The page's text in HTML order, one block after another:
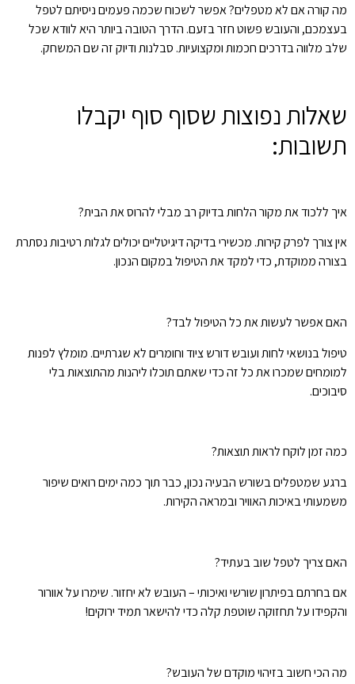
מה קורה אם לא מטפלים? אפשר לשכוח שכמה פעמים ניסיתם לטפל
בעצמכם, והעובש פשוט חזר בזעם. הדרך הטובה ביותר היא לוודא שכל
שלב מלווה בדרכים חכמות ומקצועיות. סבלנות ודיוק זה שם המשחק.
שאלות נפוצות שסוף סוף יקבלו
תשובות:
איך ללכוד את מקור הלחות בדיוק רב מבלי להרוס את הבית?
אין צורך לפרק קירות. מכשירי בדיקה דיגיטליים יכולים לגלות רטיבות נסתרת
בצורה ממוקדת, כדי למקד את הטיפול במקום הנכון.
האם אפשר לעשות את כל הטיפול לבד?
טיפול בנושאי לחות ועובש דורש ציוד וחומרים לא שגרתיים. מומלץ לפנות
למומחים שמכרו את כל זה כדי שאתם תוכלו ליהנות מהתוצאות בלי
סיבוכים.
כמה זמן לוקח לראות תוצאות?
ברגע שמטפלים בשורש הבעיה נכון, כבר תוך כמה ימים רואים שיפור
משמעותי באיכות האוויר ובמראה הקירות.
האם צריך לטפל שוב בעתיד?
אם בחרתם בפיתרון שורשי ואיכותי – העובש לא יחזור. שימרו על אוורור
והקפידו על תחזוקה שוטפת קלה כדי להישאר תמיד ירוקים!
מה הכי חשוב בזיהוי מוקדם של העובש?